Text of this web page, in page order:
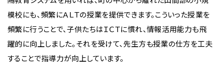
模校にも、頻繁にＡＬＴの授業を提供できます。こういった授業を
頻繁に行うことで、子供たちはＩＣＴに慣れ、情報活用能力も飛
躍的に向上しました。それを受けて、先生方も授業の仕方を工夫
することで指導力が向上しています。